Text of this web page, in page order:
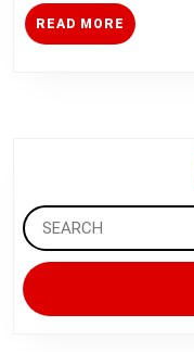
READ MORE READ
MORE
Search
for: